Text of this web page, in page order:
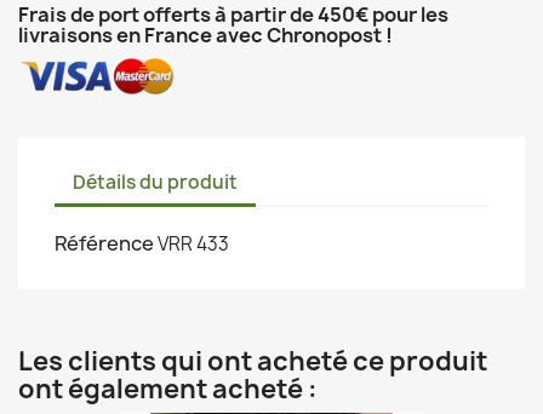
Frais de port offerts à partir de 450€ pour les
livraisons en France avec Chronopost !
Détails du produit
RéférenceVRR 433
Les clients qui ont acheté ce produit
ont également acheté :